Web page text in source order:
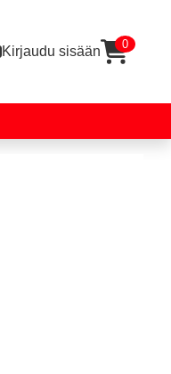
Kirjaudu sisään 0